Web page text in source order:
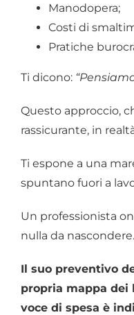
Manodopera;
Costi di
Pratiche
Ti dicono:
Questo approccio,
rassicurante, in
Ti espone a una
spuntano fuori a
Un professionista
nulla da nascondere.
Il suo preventivo
propria mappa dei
voce di spesa è